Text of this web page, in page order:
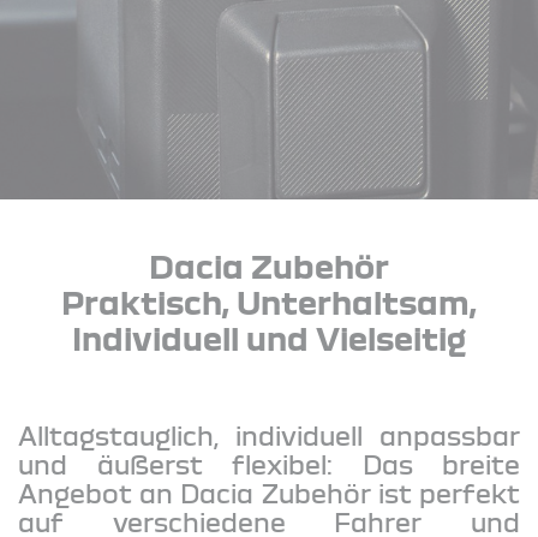
Dacia Zubehör
Praktisch, Unterhaltsam,
Individuell und Vielseitig
Alltagstauglich, individuell anpassbar
und äußerst flexibel: Das breite
Angebot an Dacia Zubehör ist perfekt
auf verschiedene Fahrer und